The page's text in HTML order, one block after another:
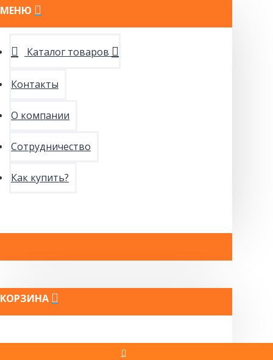
МЕНЮ
Каталог товаров
Контакты
О компании
Сотрудничество
Как купить?
КОРЗИНА